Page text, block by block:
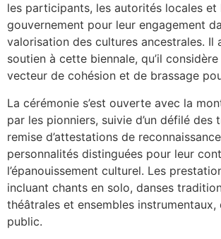
les participants, les autorités locales et
gouvernement pour leur engagement
valorisation des cultures ancestrales. Il
soutien à cette biennale, qu’il
vecteur de cohésion et de brassage
La cérémonie s’est ouverte avec la
par les pionniers, suivie d’un défilé des
remise d’attestations de
personnalités distinguées pour leur
l’épanouissement culturel. Les
incluant chants en solo, danses
théâtrales et ensembles
public.